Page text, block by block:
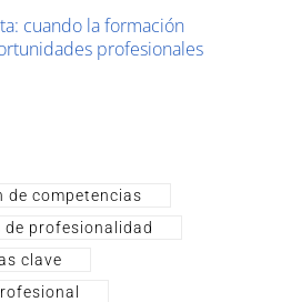
cuando la formación
profesionales
de competencias
de profesionalidad
clave